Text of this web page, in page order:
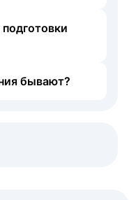
бывают?